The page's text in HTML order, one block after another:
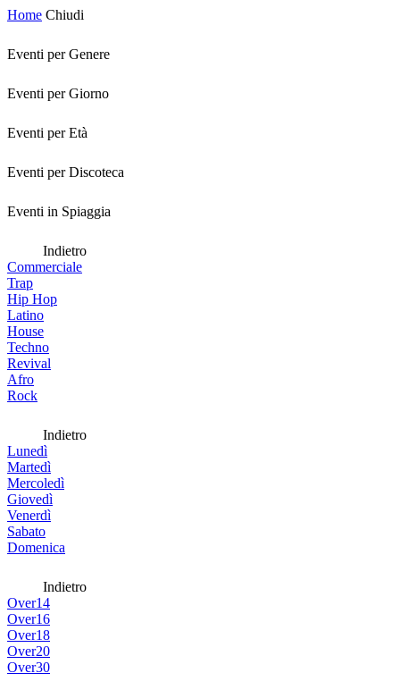
Home Chiudi
Eventi per Genere
Eventi per Giorno
Eventi per Età
Eventi per Discoteca
Eventi in Spiaggia
Indietro
Commerciale
Trap
Hip Hop
Latino
House
Techno
Revival
Afro
Rock
Indietro
Lunedì
Martedì
Mercoledì
Giovedì
Venerdì
Sabato
Domenica
Indietro
Over14
Over16
Over18
Over20
Over30